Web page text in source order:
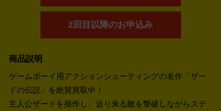
2回目以降のお申込み
商品説明
ゲームボーイ用アクションシューティングの名作「ザー
ドの伝説」を絶賛買取中！
主人公ザードを操作し、迫り来る敵を撃破しながらステ